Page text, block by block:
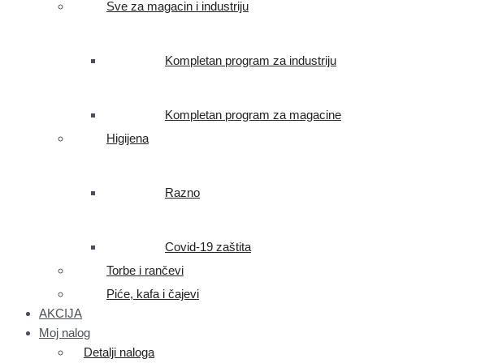
Sve za magacin i industriju
Kompletan program za industriju
Kompletan program za magacine
Higijena
Razno
Covid-19 zaštita
Torbe i rančevi
Piće, kafa i čajevi
AKCIJA
Moj nalog
Detalji naloga